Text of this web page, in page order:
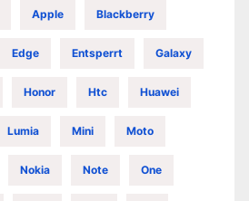
Apple Blackberry
Edge Entsperrt Galaxy
Honor Htc Huawei
Lumia Mini Moto
Nokia Note One